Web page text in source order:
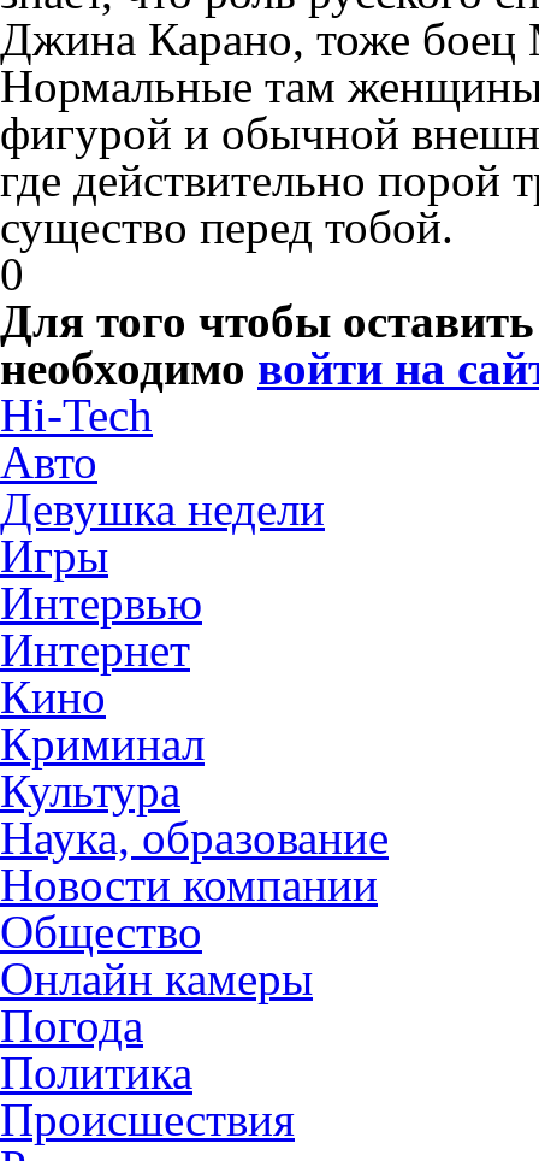
Джина Карано, тоже
Нормальные там
фигурой и обычной
где действительно порой
существо перед тобой.
0
Для того чтобы
необходимо войти на
Hi-Tech
Авто
Девушка недели
Игры
Интервью
Интернет
Кино
Криминал
Культура
Наука, образование
Новости компании
Общество
Онлайн камеры
Погода
Политика
Происшествия